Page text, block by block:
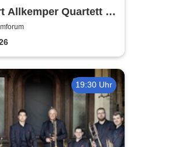
Allkemper Quartett -
19:30 Uhr